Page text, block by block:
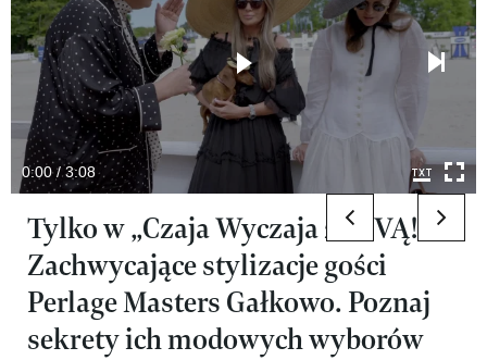
previous
0:00 / 3:08
Tylko w „Czaja Wyczaja z VIVĄ!”.
Zachwycające stylizacje gości
Perlage Masters Gałkowo. Poznaj
sekrety ich modowych wyborów
next